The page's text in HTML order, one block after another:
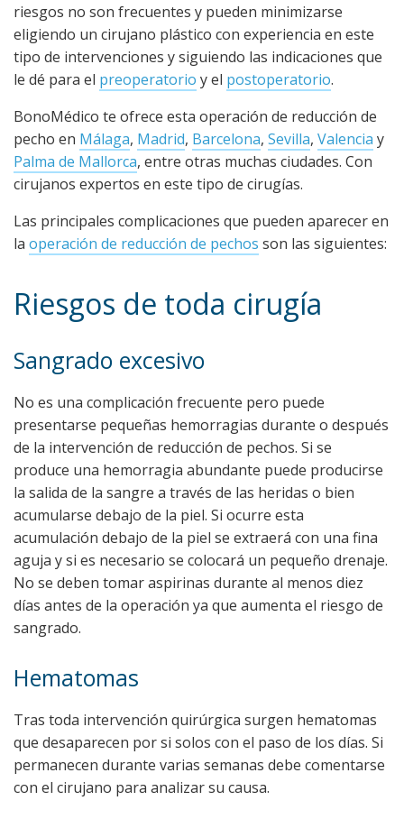
riesgos no son frecuentes y pueden minimizarse
eligiendo un cirujano plástico con experiencia en este
tipo de intervenciones y siguiendo las indicaciones que
le dé para el preoperatorio y el postoperatorio.
BonoMédico te ofrece esta operación de reducción de
pecho en Málaga, Madrid, Barcelona, Sevilla, Valencia y
Palma de Mallorca, entre otras muchas ciudades. Con
cirujanos expertos en este tipo de cirugías.
Las principales complicaciones que pueden aparecer en
la operación de reducción de pechos son las siguientes:
Riesgos de toda cirugía
Sangrado excesivo
No es una complicación frecuente pero puede
presentarse pequeñas hemorragias durante o después
de la intervención de reducción de pechos. Si se
produce una hemorragia abundante puede producirse
la salida de la sangre a través de las heridas o bien
acumularse debajo de la piel. Si ocurre esta
acumulación debajo de la piel se extraerá con una fina
aguja y si es necesario se colocará un pequeño drenaje.
No se deben tomar aspirinas durante al menos diez
días antes de la operación ya que aumenta el riesgo de
sangrado.
Hematomas
Tras toda intervención quirúrgica surgen hematomas
que desaparecen por si solos con el paso de los días. Si
permanecen durante varias semanas debe comentarse
con el cirujano para analizar su causa.